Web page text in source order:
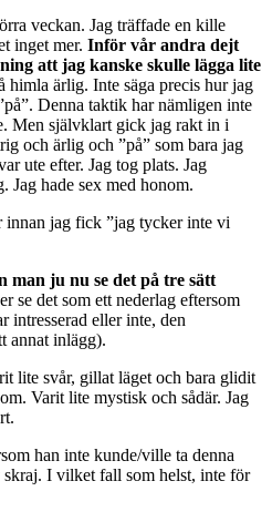
veckan. Jag träffade en kille
inget mer. Inför vår andra dejt
att jag kanske skulle lägga lite
himla ärlig. Inte säga precis hur jag
Denna taktik har nämligen inte
Men självklart gick jag rakt in i
och ärlig och ”på” som bara jag
ute efter. Jag tog plats. Jag
Jag hade sex med honom.
innan jag fick ”jag tycker inte vi
man ju nu se det på tre sätt
se det som ett nederlag eftersom
intresserad eller inte, den
annat inlägg).
lite svår, gillat läget och bara glidit
Varit lite mystisk och sådär. Jag
han inte kunde/ville ta denna
I vilket fall som helst, inte för